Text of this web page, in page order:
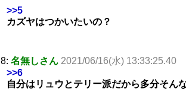
>>5
カズヤはつかいたいの？
8: 名無しさん 2021/06/16(水) 13:33:25.40
>>6
自分はリュウとテリー派だから多分そん